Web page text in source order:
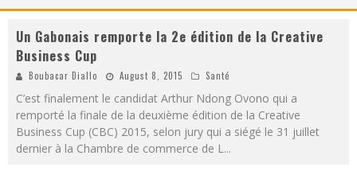
La Révolution Silencieuse : Quand Les Entrepreneurs Africains Décident de ne Plus se Taire
New to online sports betting? Consider These Tips to Play Your First Online Sports Betting Successfully
Un Gabonais remporte la 2e édition de la Creative
Business Cup
Boubacar Diallo August 8, 2015 Santé
C’est finalement le candidat Arthur Ndong Ovono qui a
remporté la finale de la deuxième édition de la Creative
Business Cup (CBC) 2015, selon jury qui a siégé le 31 juillet
dernier à la Chambre de commerce de L...